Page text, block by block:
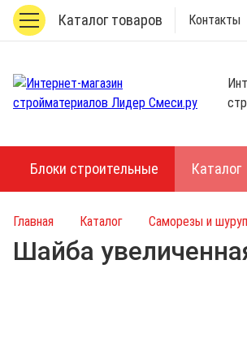
Каталог товаров Контакты
Блоки строительные Каталог
Главная Каталог Саморезы и
Шайба